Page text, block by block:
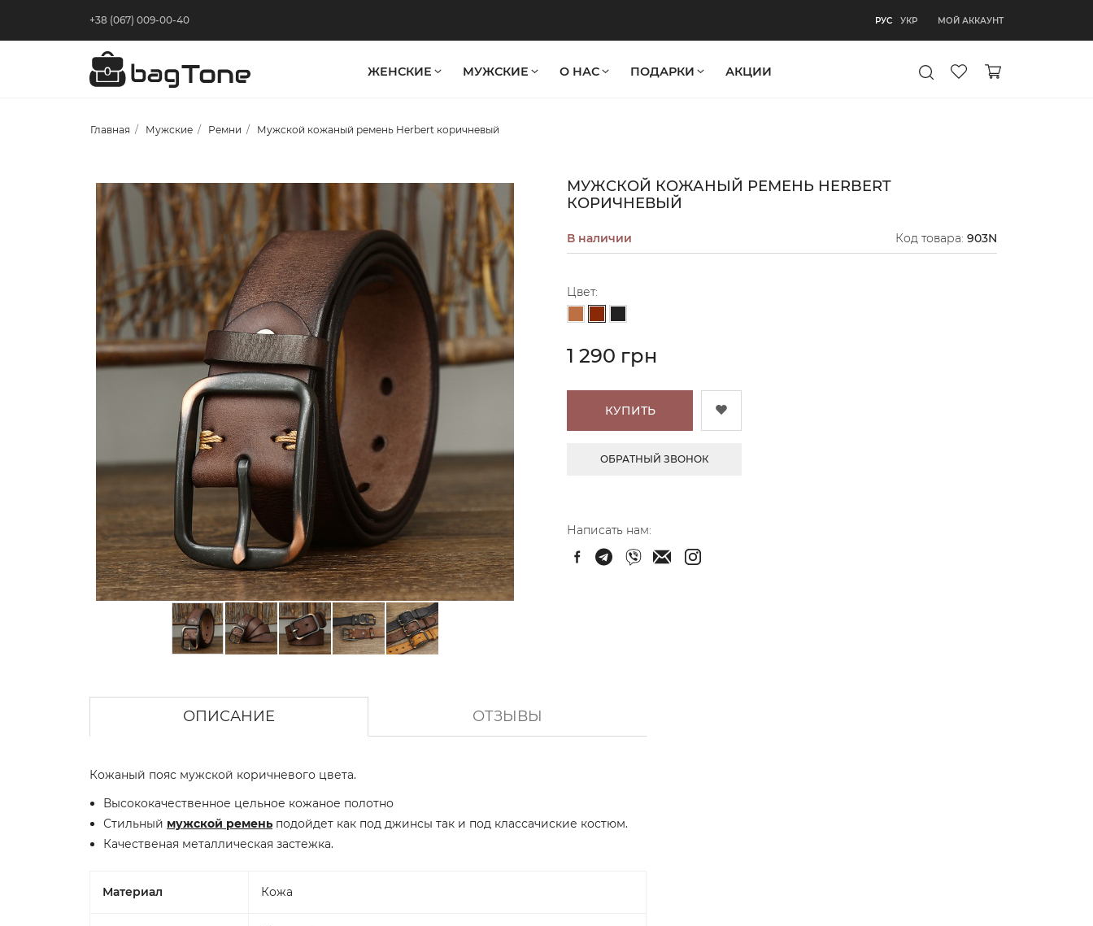
+38 (067) 009-00-40 РУС УКР МОЙ АККАУНТ
ЖЕНСКИЕ МУЖСКИЕ АКЦИИ
О НАС ПОДАРКИ
Главная Мужские Ремни Мужской кожаный ремень Herbert коричневый
МУЖСКОЙ КОЖАНЫЙ РЕМЕНЬ HERBERT
КОРИЧНЕВЫЙ
В наличии Код товара: 903N
Цвет:
1 290 грн
КУПИТЬ
ОБРАТНЫЙ ЗВОНОК
Написать нам:
ОПИСАНИЕ ОТЗЫВЫ
Кожаный пояс мужской коричневого цвета.
Высококачественное цельное кожаное полотно
Стильный мужской ремень подойдет как под джинсы так и под классачиские костюм.
Качественая металлическая застежка.
Материал Кожа